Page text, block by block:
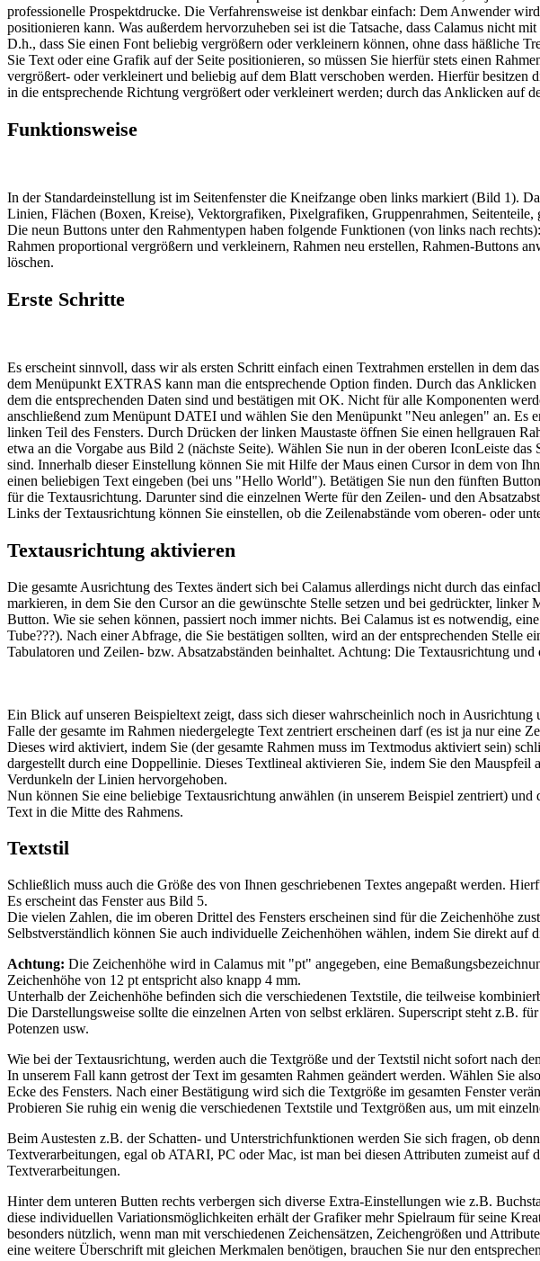
professionelle Prospektdrucke. Die Verfahrensweise ist denkbar einfach: Dem Anwender
positionieren kann. Was außerdem hervorzuheben sei ist die Tatsache, dass Calamus nicht
D.h., dass Sie einen Font beliebig vergrößern oder verkleinern können, ohne dass häßliche
Sie Text oder eine Grafik auf der Seite positionieren, so müssen Sie hierfür stets einen
vergrößert- oder verkleinert und beliebig auf dem Blatt verschoben werden. Hierfür
in die entsprechende Richtung vergrößert oder verkleinert werden; durch das Anklicken auf
Funktionsweise
In der Standardeinstellung ist im Seitenfenster die Kneifzange oben links markiert (Bild 1).
Linien, Flächen (Boxen, Kreise), Vektorgrafiken, Pixelgrafiken, Gruppenrahmen, Seitenteile,
Die neun Buttons unter den Rahmentypen haben folgende Funktionen (von links nach
Rahmen proportional vergrößern und verkleinern, Rahmen neu erstellen, Rahmen-Buttons
löschen.
Erste Schritte
Es erscheint sinnvoll, dass wir als ersten Schritt einfach einen Textrahmen erstellen in dem
dem Menüpunkt EXTRAS kann man die entsprechende Option finden. Durch das
dem die entsprechenden Daten sind und bestätigen mit OK. Nicht für alle Komponenten
anschließend zum Menüpunt DATEI und wählen Sie den Menüpunkt "Neu anlegen" an. Es
linken Teil des Fensters. Durch Drücken der linken Maustaste öffnen Sie einen hellgrauen
etwa an die Vorgabe aus Bild 2 (nächste Seite). Wählen Sie nun in der oberen IconLeiste
sind. Innerhalb dieser Einstellung können Sie mit Hilfe der Maus einen Cursor in dem von
einen beliebigen Text eingeben (bei uns "Hello World"). Betätigen Sie nun den fünften
für die Textausrichtung. Darunter sind die einzelnen Werte für den Zeilen- und den
Links der Textausrichtung können Sie einstellen, ob die Zeilenabstände vom oberen- oder
Textausrichtung aktivieren
Die gesamte Ausrichtung des Textes ändert sich bei Calamus allerdings nicht durch das
markieren, in dem Sie den Cursor an die gewünschte Stelle setzen und bei gedrückter,
Button. Wie sie sehen können, passiert noch immer nichts. Bei Calamus ist es notwendig,
Tube???). Nach einer Abfrage, die Sie bestätigen sollten, wird an der entsprechenden
Tabulatoren und Zeilen- bzw. Absatzabständen beinhaltet. Achtung: Die Textausrichtung
Ein Blick auf unseren Beispieltext zeigt, dass sich dieser wahrscheinlich noch in
Falle der gesamte im Rahmen niedergelegte Text zentriert erscheinen darf (es ist ja nur
Dieses wird aktiviert, indem Sie (der gesamte Rahmen muss im Textmodus aktiviert sein)
dargestellt durch eine Doppellinie. Dieses Textlineal aktivieren Sie, indem Sie den
Verdunkeln der Linien hervorgehoben.
Nun können Sie eine beliebige Textausrichtung anwählen (in unserem Beispiel zentriert)
Text in die Mitte des Rahmens.
Textstil
Schließlich muss auch die Größe des von Ihnen geschriebenen Textes angepaßt werden.
Es erscheint das Fenster aus Bild 5.
Die vielen Zahlen, die im oberen Drittel des Fensters erscheinen sind für die Zeichenhöhe
Selbstverständlich können Sie auch individuelle Zeichenhöhen wählen, indem Sie direkt auf
Achtung: Die Zeichenhöhe wird in Calamus mit "pt" angegeben, eine
Zeichenhöhe von 12 pt entspricht also knapp 4 mm.
Unterhalb der Zeichenhöhe befinden sich die verschiedenen Textstile, die teilweise
Die Darstellungsweise sollte die einzelnen Arten von selbst erklären. Superscript steht z.B.
Potenzen usw.
Wie bei der Textausrichtung, werden auch die Textgröße und der Textstil nicht sofort nach
In unserem Fall kann getrost der Text im gesamten Rahmen geändert werden. Wählen Sie
Ecke des Fensters. Nach einer Bestätigung wird sich die Textgröße im gesamten Fenster
Probieren Sie ruhig ein wenig die verschiedenen Textstile und Textgrößen aus, um mit
Beim Austesten z.B. der Schatten- und Unterstrichfunktionen werden Sie sich fragen, ob
Textverarbeitungen, egal ob ATARI, PC oder Mac, ist man bei diesen Attributen zumeist
Textverarbeitungen.
Hinter dem unteren Butten rechts verbergen sich diverse Extra-Einstellungen wie z.B.
diese individuellen Variationsmöglichkeiten erhält der Grafiker mehr Spielraum für seine
besonders nützlich, wenn man mit verschiedenen Zeichensätzen, Zeichengrößen und
eine weitere Überschrift mit gleichen Merkmalen benötigen, brauchen Sie nur den